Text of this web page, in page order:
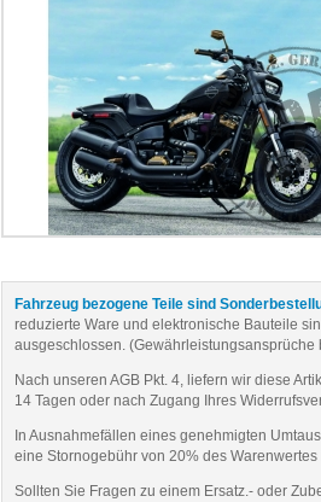
Fahrzeug bezogene Teile sind
reduzierte Ware und elektronische Bauteile
ausgeschlossen. (Gewährleistungsansprüche
Nach unseren AGB Pkt. 4, liefern wir diese
14 Tagen oder nach Zugang Ihres
In Ausnahmefällen eines genehmigten
eine Stornogebühr von 20% des
Sollten Sie Fragen zu einem Ersatz.- oder